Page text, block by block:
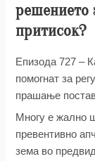
решението
притисок?
Епизода 727 –
помогнат за
прашање
Многу е жално
превентивно
зема во